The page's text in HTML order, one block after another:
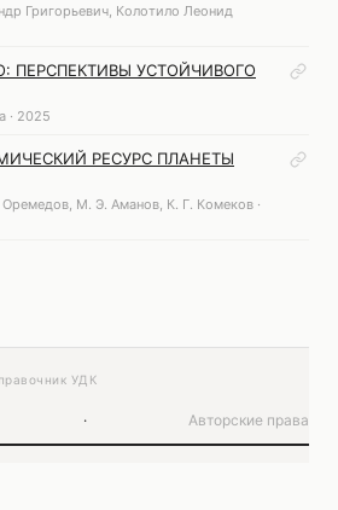
Григорьевич, Колотило Леонид
ПЕРСПЕКТИВЫ УСТОЙЧИВОГО
· 2025
РЕСУРС ПЛАНЕТЫ
М. Э. Аманов, К. Г. Комеков ·
УДК
· Авторские права